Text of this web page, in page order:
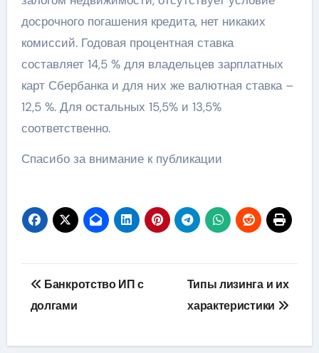
досрочного погашения кредита, нет никаких
комиссий. Годовая процентная ставка
составляет 14,5 % для владельцев зарплатных
карт Сбербанка и для них же валютная ставка –
12,5 %. Для остальных 15,5% и 13,5%
соответственно.
Спасибо за внимание к публикации
Навигация
по
Банкротство ИП с
долгами
Типы лизинга и их
характеристики